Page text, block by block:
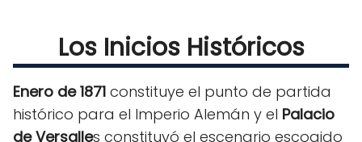
Los Inicios Históricos
Enero de 1871 constituye el punto de partida
histórico para el Imperio Alemán y el Palacio
de Versalles constituyó el escenario escogido